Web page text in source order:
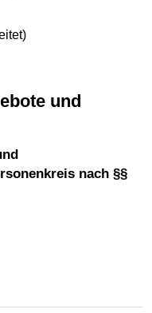
nach §§